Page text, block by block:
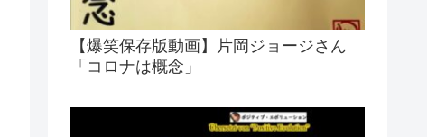
【爆笑保存版動画】片岡ジョージさん
「コロナは概念」